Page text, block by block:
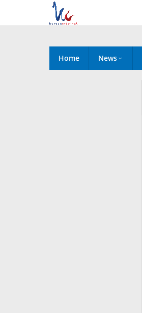
content
Home News